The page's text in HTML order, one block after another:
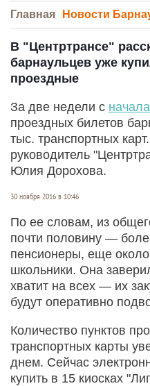
Главная Новости
В "Центртрансе"
барнаульцев уже
проездные
За две недели с
проездных билетов
тыс. транспортных
руководитель
Юлия Дорохова.
30 ноября 2016 в 10:46
По ее словам, из
почти половину —
пенсионеры, еще
школьники. Она
хватит на всех — их
будут оперативно
Количество пунктов
транспортных карты
днем. Сейчас
купить в 15 киосках